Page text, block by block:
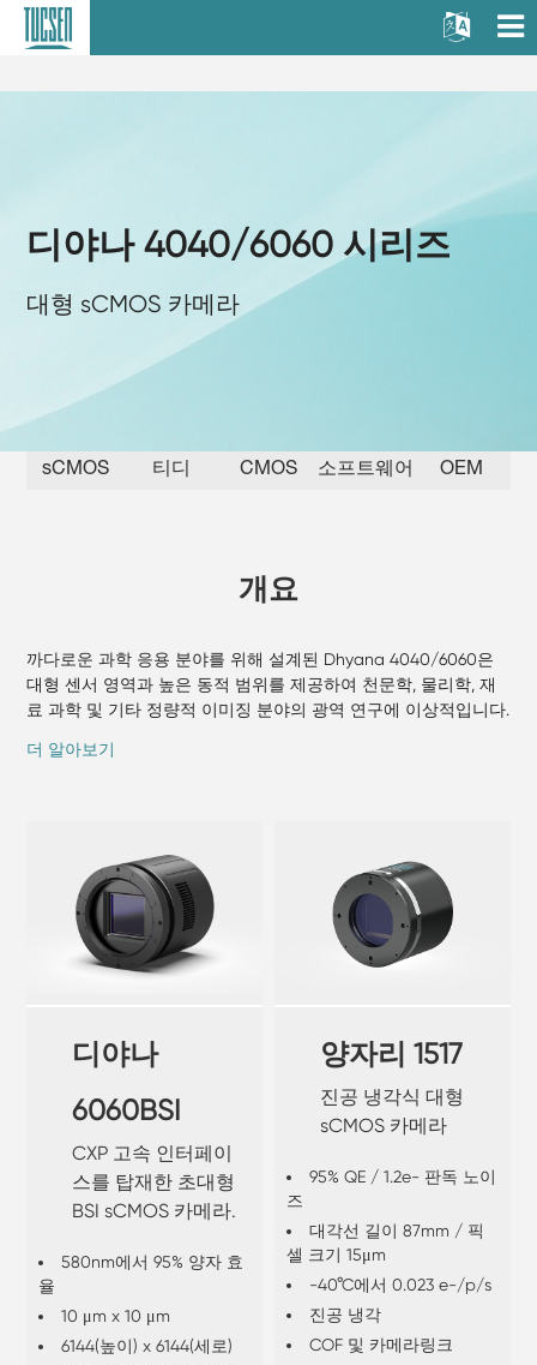
디야나 4040/6060 시리즈
대형 sCMOS 카메라
sCMOS 티디 CMOS 소프트웨어 OEM
개요
까다로운 과학 응용 분야를 위해 설계된 Dhyana 4040/6060은
대형 센서 영역과 높은 동적 범위를 제공하여 천문학, 물리학, 재
료 과학 및 기타 정량적 이미징 분야의 광역 연구에 이상적입니다.
넓은 활성 센서 영역 — 넓은 시야각을 제공하여 광활한 장면 속
뛰어난 다이내믹 레인지 - 포화 없이 희미한 부분과 밝은 부분을
동시에 포착할 수 있습니다.
강력한 냉각 및 안정성 — 드리프트나 노이즈 축적 없이 장시간 노
출 및 장기 실험을 지원합니다.
더 알아보기
디야나
6060BSI
CXP 고속 인터페이
스를 탑재한 초대형
BSI sCMOS 카메라.
580nm에서 95% 양자 효
율
10 μm x 10 μm
6144(높이) x 6144(세로)
양자리 1517
진공 냉각식 대형
sCMOS 카메라
95% QE / 1.2e- 판독 노이
즈
대각선 길이 87mm / 픽
셀 크기 15μm
-40°C에서 0.023 e-/p/s
진공 냉각
COF 및 카메라링크